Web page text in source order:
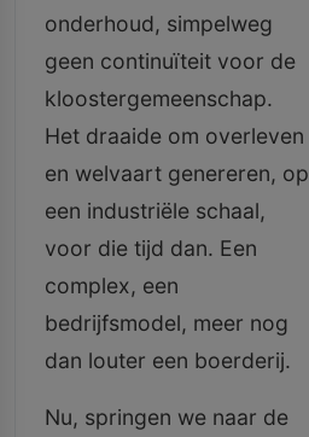
onderhoud, simpelweg
geen continuïteit voor de
kloostergemeenschap.
Het draaide om overleven
en welvaart genereren, op
een industriële schaal,
voor die tijd dan. Een
complex, een
bedrijfsmodel, meer nog
dan louter een boerderij.
Nu, springen we naar de